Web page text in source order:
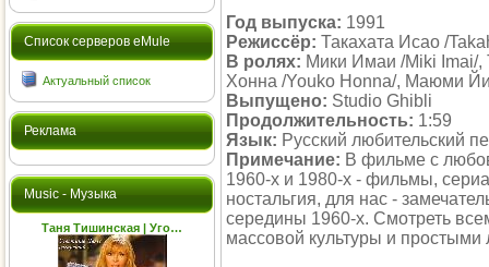
Cписок серверов eMule
Актуальный список
Реклама
Music - Музыка
Таня Тишинская | Уго…
Год выпуска: 1991
Режиссёр: Такахата Исао /
В ролях: Мики Имаи /Miki Imai/
Хонна /Youko Honna/, Маюми
Выпущено: Studio Ghibli
Продолжительность: 1:59
Язык: Русский любительский
Примечание: В фильме с
1960-х и 1980-х - фильмы,
ностальгия, для нас -
середины 1960-х. Смотреть
массовой культуры и